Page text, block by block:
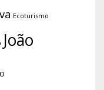
Ecoturismo
João